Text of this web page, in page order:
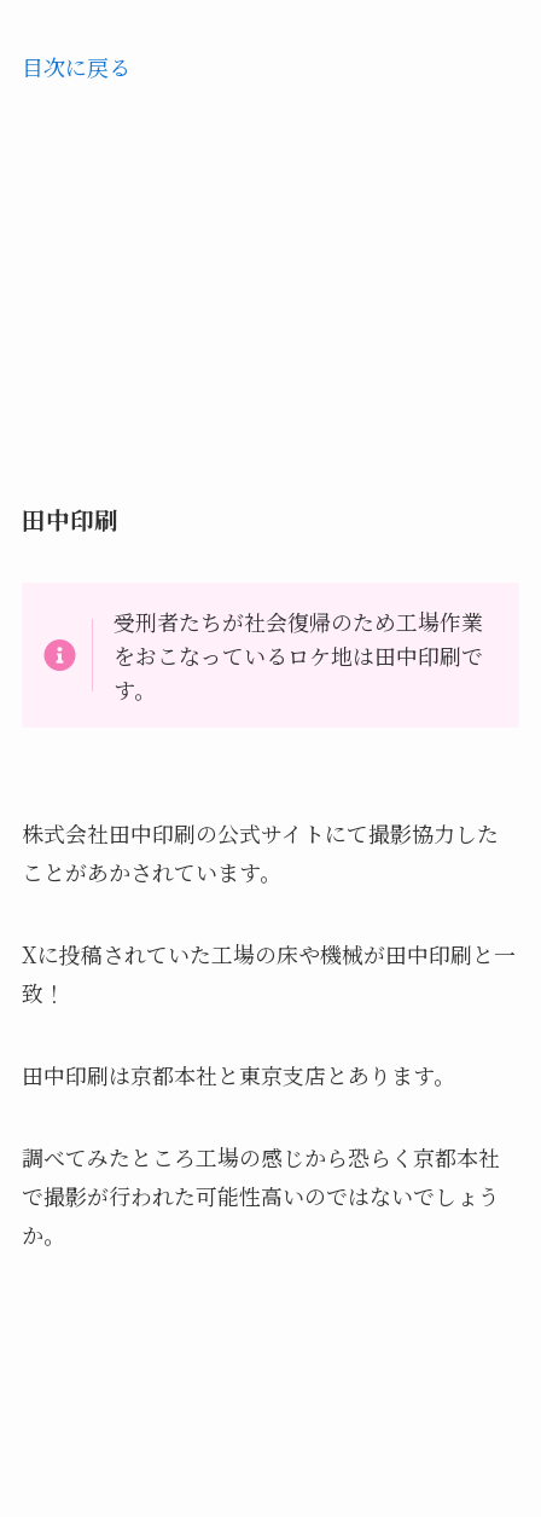
目次に戻る
田中印刷
受刑者たちが社会復帰のため工場作業
をおこなっているロケ地は田中印刷で
す。
株式会社田中印刷の公式サイトにて撮影協力した
ことがあかされています。
Xに投稿されていた工場の床や機械が田中印刷と一
致！
田中印刷は京都本社と東京支店とあります。
調べてみたところ工場の感じから恐らく京都本社
で撮影が行われた可能性高いのではないでしょう
か。